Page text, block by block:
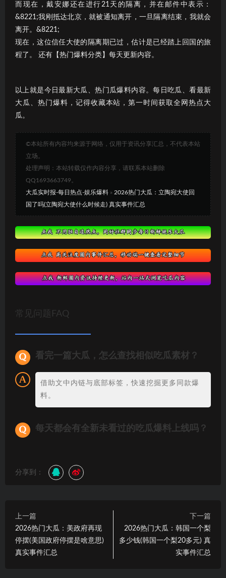
而现在，戴安娜还在进行21天的隔离，并在邮件中表示：
&8221;我刚抵达北京，就被通知离开，一旦隔离结束，我就会
离开。&8221;
现在，这位信任大使的隔离期已过，估计是已经踏上回国的旅
程了。 还有【热门爆料分类】每天更新内容。
以上就是今日最新大瓜、热门瓜爆料内容。每日吃瓜、看最新
大瓜、热门爆料，记得收藏本站，第一时间获取全网热点大
瓜。
©本站所有内容均来源于网络，仅用于资讯分享汇总，不代表本站
立场。
处理声明：本站转载仅作内容分享，请联系本站删除
QQ1693663749。
大瓜实时报-每日热点-娱乐爆料 » 2026热门大瓜：立陶宛大使回
国了吗(立陶宛大使什么时候走) 真实事件汇总
常见问题FAQ
看完一篇大瓜，怎么查找相似吃瓜素材？
借助文中内链与底部标签，快速挖掘更多同款爆
料。
每天都会有全新未看过的吃瓜爆料上线吗？
分享到：
上一篇
2026热门大瓜：美政府再现
停摆(美国政府停摆是啥意思)
真实事件汇总
下一篇
2026热门大瓜：韩国一个梨
多少钱(韩国一个梨20多元) 真
实事件汇总